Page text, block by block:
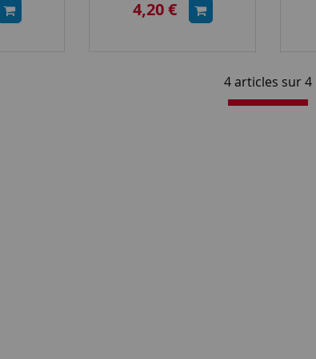
(BITC10N3)
4,20 €
4 articles sur4